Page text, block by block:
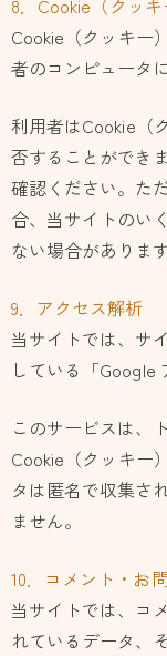
8．Cookie（クッキ
Cookie（クッキー
者のコンピュータ
利用者はCookie（
否することができ
確認ください。た
合、当サイトのい
ない場合があります
9．アクセス解析
当サイトでは、サ
している「Google
このサービスは、
Cookie（クッキー
タは匿名で収集さ
ません。
10．コメント・お
当サイトでは、コ
れているデータ、